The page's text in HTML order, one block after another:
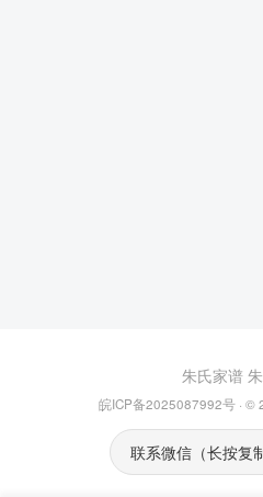
朱氏家谱
皖ICP备2025087992号· ©
联系微信（长按复